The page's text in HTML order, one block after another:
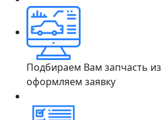
Подбираем Вам запчасть
оформляем заявку